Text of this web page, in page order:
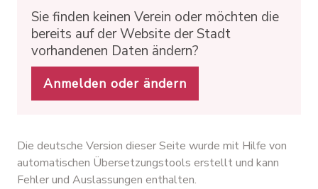
Sie finden keinen Verein oder möchten die
bereits auf der Website der Stadt
vorhandenen Daten ändern?
Anmelden oder ändern
Die deutsche Version dieser Seite wurde mit Hilfe von
automatischen Übersetzungstools erstellt und kann
Fehler und Auslassungen enthalten.